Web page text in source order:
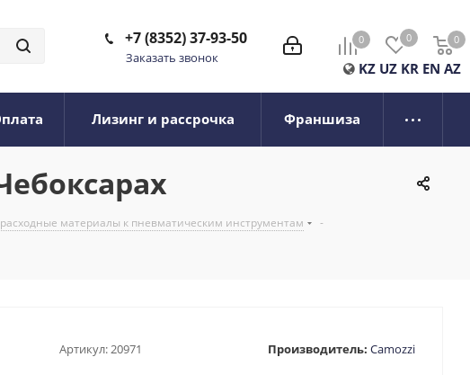
0 0 0
0
KZ UZ KR EN AZ
+7 (8352) 37-93-50
Заказать звонок
Лизинг и рассрочка Франшиза
расходные материалы к пневматическим инструментам
-
Артикул: 20971 Производитель: Camozzi